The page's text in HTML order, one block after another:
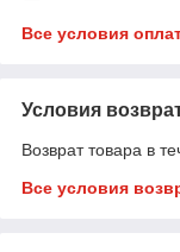
Все условия
Условия
Возврат товара в
Все условия